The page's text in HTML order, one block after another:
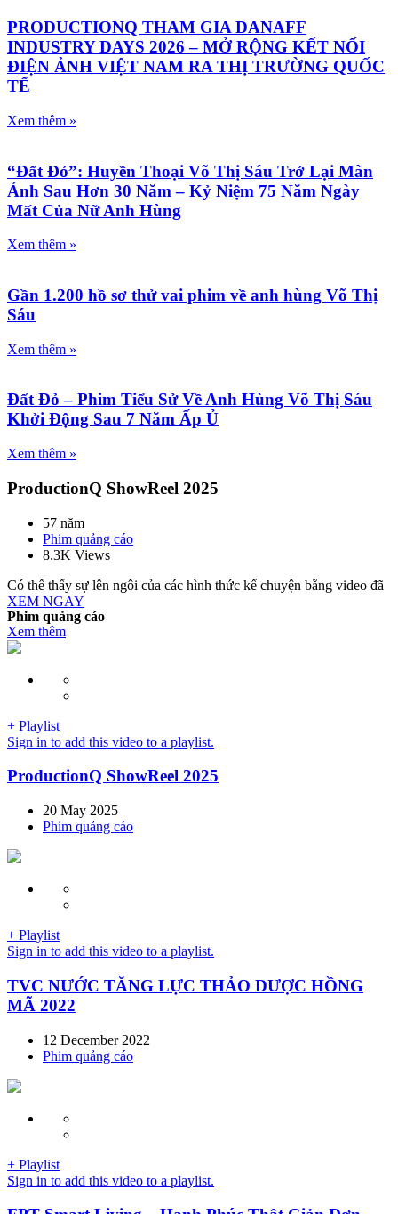
PRODUCTIONQ THAM GIA DANAFF
INDUSTRY DAYS 2026 – MỞ RỘNG KẾT NỐI
ĐIỆN ẢNH VIỆT NAM RA THỊ TRƯỜNG QUỐC
TẾ
Xem thêm »
“Đất Đỏ”: Huyền Thoại Võ Thị Sáu Trở Lại Màn
Ảnh Sau Hơn 30 Năm – Kỷ Niệm 75 Năm Ngày
Mất Của Nữ Anh Hùng
Xem thêm »
Gần 1.200 hồ sơ thử vai phim về anh hùng Võ Thị
Sáu
Xem thêm »
Đất Đỏ – Phim Tiểu Sử Về Anh Hùng Võ Thị Sáu
Khởi Động Sau 7 Năm Ấp Ủ
Xem thêm »
ProductionQ ShowReel 2025
57 năm
Phim quảng cáo
8.3K Views
Có thể thấy sự lên ngôi của các hình thức kể chuyện bằng video đã
XEM NGAY
Phim quảng cáo
Xem thêm
+ Playlist
Sign in to add this video to a playlist.
ProductionQ ShowReel 2025
20 May 2025
Phim quảng cáo
+ Playlist
Sign in to add this video to a playlist.
TVC NƯỚC TĂNG LỰC THẢO DƯỢC HỒNG
MÃ 2022
12 December 2022
Phim quảng cáo
+ Playlist
Sign in to add this video to a playlist.